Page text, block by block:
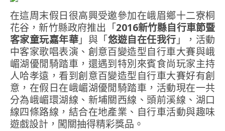
在這周末假日很高興受邀參加在峨眉鄉十二寮桐
花谷，新竹縣政府推出「2016新竹縣自行車節暨
客家童玩嘉年華」與「悠遊自在任我行 」，活動
中客家歌唱表演、創意百變造型自行車大賽與峨
嵋湖優閒騎踏車，還遇到特別來賓食尚玩家主持
人哈孝遠，看到創意百變造型自行車大賽好有創
意，在假日在峨嵋湖優閒騎踏車，活動現在一共
分為峨嵋環湖線、新埔關西線、頭前溪線、湖口
線四條路線，結合在地產業、自行車活動與趣味
遊戲設計，闖關抽得精彩獎品。